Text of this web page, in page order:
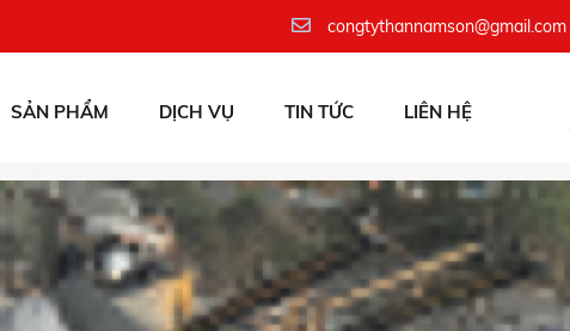
congtythannamson@gmail.com
SẢN PHẨM DỊCH VỤ TIN TỨC LIÊN HỆ